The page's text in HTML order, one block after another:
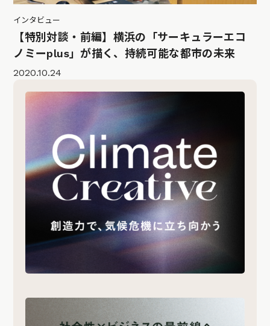
インタビュー
【特別対談・前編】横浜の「サーキュラーエコ
ノミーplus」が描く、持続可能な都市の未来
2020.10.24